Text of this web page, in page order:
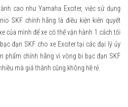
cao như Yamaha Exciter, việc sử dụng
SKF chính hãng là điều kiện kiên quyết
của mình để xe có thể vận hành 1 cách tối
đạn SKF cho xe Exciter tại các đại lý ủy
phẩm chính hãng vì vòng bi bạc đạn SKF
mà giá thành cũng không hề rẻ.